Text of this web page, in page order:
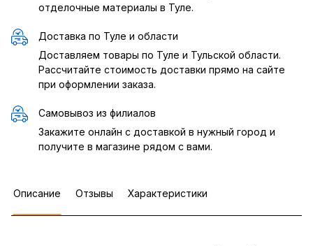
отделочные материалы в Туле.
Доставка по Туле и области
Доставляем товары по Туле и Тульской области.
Рассчитайте стоимость доставки прямо на сайте
при оформлении заказа.
Самовывоз из филиалов
Закажите онлайн с доставкой в нужный город и
получите в магазине рядом с вами.
Описание Отзывы Характеристики